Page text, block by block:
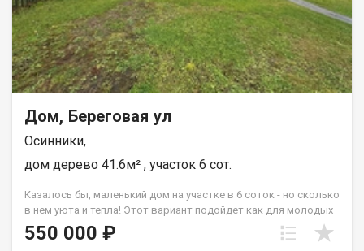
Дом, Береговая ул
Осинники,
дом дерево 41.6м² , участок 6 сот.
Казалось бы, маленький дом на участке в 6 соток - но сколько
в нем уюта и тепла! Этот вариант подойдет как для молодых
семей, так и для родителей или пожилых родственников. Дом
находится в живописном городе Осинники, это отличное
550 000 ₽